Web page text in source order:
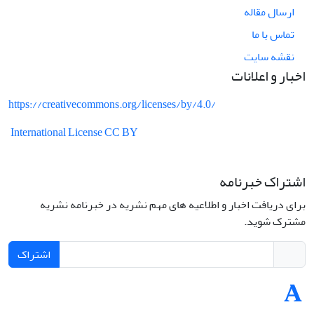
ارسال مقاله
تماس با ما
نقشه سایت
اخبار و اعلانات
https://creativecommons.org/licenses/by/4.0/
International License CC BY
اشتراک خبرنامه
برای دریافت اخبار و اطلاعیه های مهم نشریه در خبرنامه نشریه
مشترک شوید.
اشتراک